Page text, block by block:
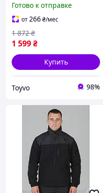
Брюки Кофта Флисовый
Унисекс Toyvoo Чоловічий
Спортивний Костюм
Сірий
Готово к отправке
от266₴/мес
1 599₴
1 872 ₴
Купить
Toyvo 98%